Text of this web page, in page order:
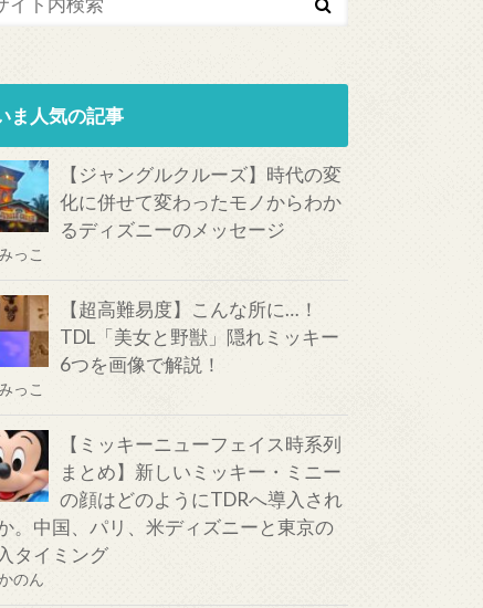
ま人気の記事
【ジャングルクルーズ】時代の変
化に併せて変わったモノからわか
るディズニーのメッセージ
っこ
【超高難易度】こんな所に…！
TDL「美女と野獣」隠れミッキー
6つを画像で解説！
っこ
【ミッキーニューフェイス時系列
まとめ】新しいミッキー・ミニー
の顔はどのようにTDRへ導入され
。中国、パリ、米ディズニーと東京の
タイミング
のん